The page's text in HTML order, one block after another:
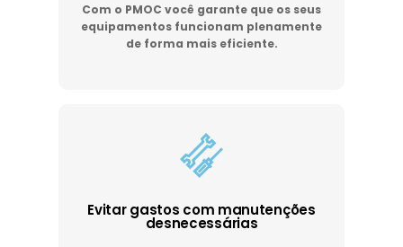
Com o PMOC você garante que os seus
equipamentos funcionam plenamente
de forma mais eficiente.
Evitar gastos com manutenções
desnecessárias